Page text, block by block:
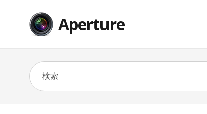
Aperture